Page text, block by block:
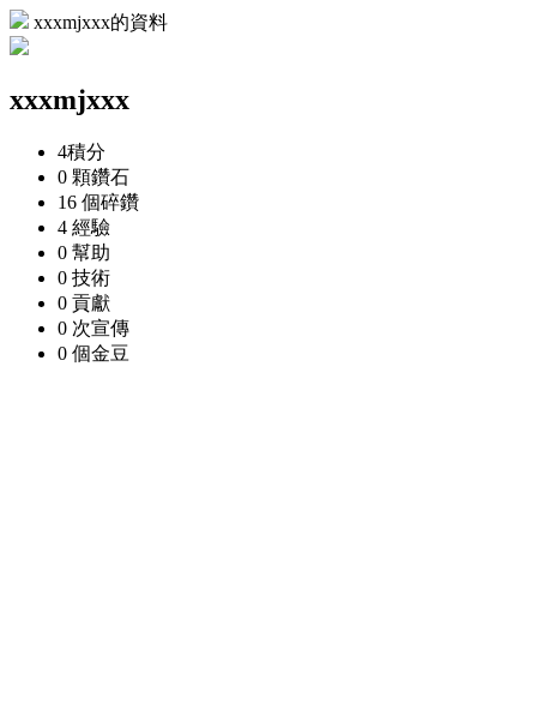
xxxmjxxx的資料
xxxmjxxx
4積分
0 顆鑽石
16 個碎鑽
4 經驗
0 幫助
0 技術
0 貢獻
0 次宣傳
0 個金豆